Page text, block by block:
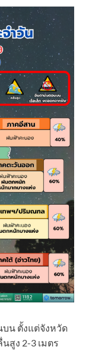
น ตั้งแต่จังหวัด
สูง 2-3 เมตร